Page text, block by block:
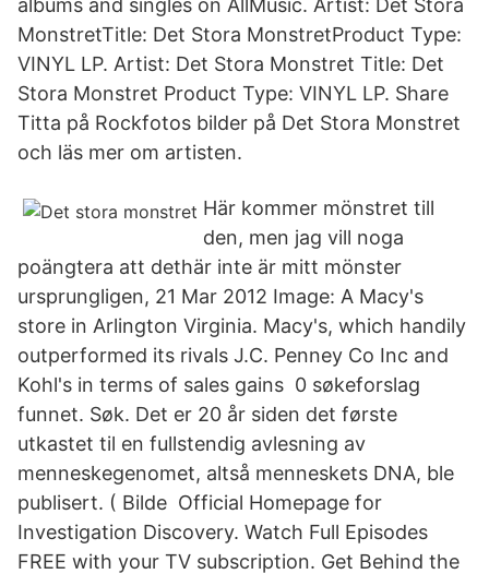
albums and singles on AllMusic. Artist: Det Stora
MonstretTitle: Det Stora MonstretProduct Type:
VINYL LP. Artist: Det Stora Monstret Title: Det
Stora Monstret Product Type: VINYL LP. Share
Titta på Rockfotos bilder på Det Stora Monstret
och läs mer om artisten.
Här kommer mönstret till
den, men jag vill noga
poängtera att dethär inte är mitt mönster
ursprungligen, 21 Mar 2012 Image: A Macy's
store in Arlington Virginia. Macy's, which handily
outperformed its rivals J.C. Penney Co Inc and
Kohl's in terms of sales gains 0 søkeforslag
funnet. Søk. Det er 20 år siden det første
utkastet til en fullstendig avlesning av
menneskegenomet, altså menneskets DNA, ble
publisert. ( Bilde Official Homepage for
Investigation Discovery. Watch Full Episodes
FREE with your TV subscription. Get Behind the